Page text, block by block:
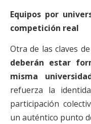
Equipos por
competición real
Otra de las claves
deberán estar
misma
refuerza la
participación
un auténtico punto